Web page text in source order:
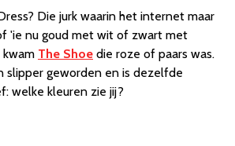
Die jurk waarin het internet maar
'ie nu goud met wit of zwart met
The Shoe die roze of paars was.
slipper geworden en is dezelfde
welke kleuren zie jij?